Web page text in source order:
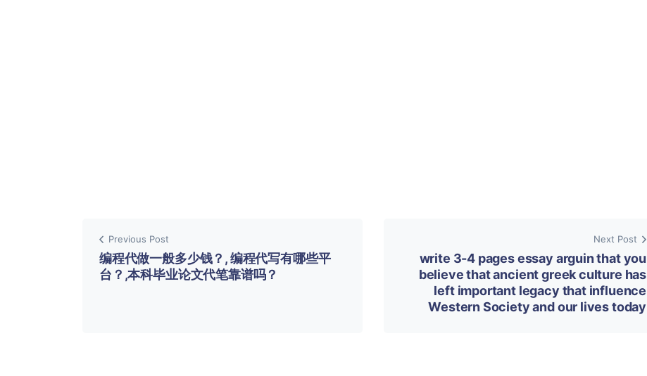
Previous Post
编程代做一般多少钱？, 编程代写有哪些平
台？,本科毕业论文代笔靠谱吗？
Next Post
write 3-4 pages essay arguin that you
believe that ancient greek culture has
left important legacy that influence
Western Society and our lives today